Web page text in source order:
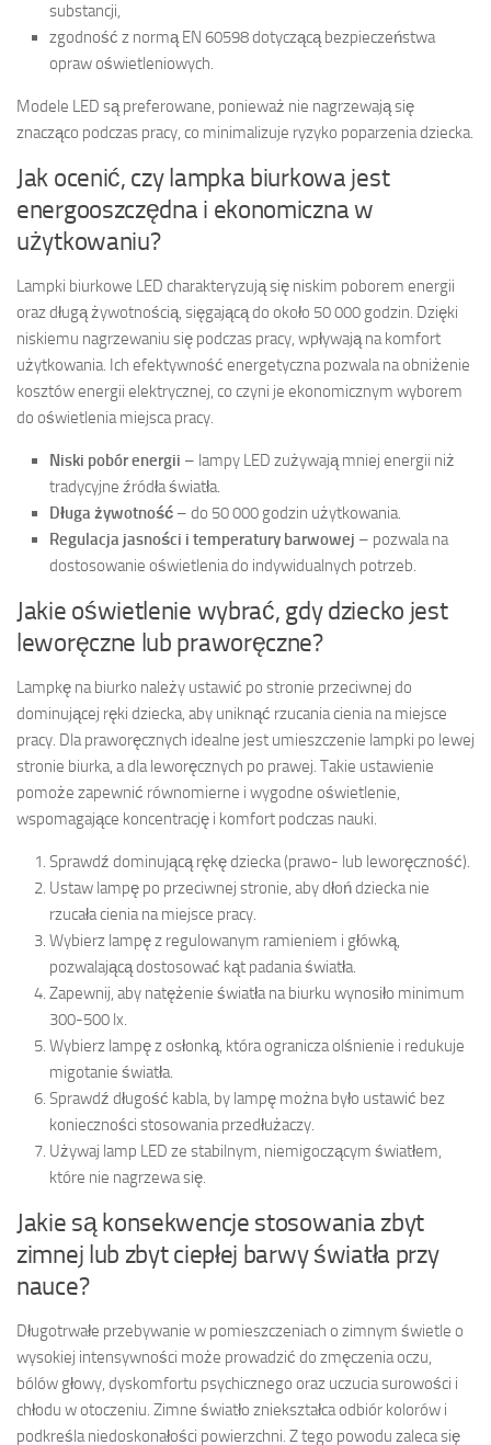
substancji,
zgodność z normą EN 60598 dotyczącą bezpieczeństwa
opraw oświetleniowych.
Modele LED są preferowane, ponieważ nie nagrzewają się
znacząco podczas pracy, co minimalizuje ryzyko poparzenia dziecka.
Jak ocenić, czy lampka biurkowa jest
energooszczędna i ekonomiczna w
użytkowaniu?
Lampki biurkowe LED charakteryzują się niskim poborem energii
oraz długą żywotnością, sięgającą do około 50 000 godzin. Dzięki
niskiemu nagrzewaniu się podczas pracy, wpływają na komfort
użytkowania. Ich efektywność energetyczna pozwala na obniżenie
kosztów energii elektrycznej, co czyni je ekonomicznym wyborem
do oświetlenia miejsca pracy.
Niski pobór energii – lampy LED zużywają mniej energii niż
tradycyjne źródła światła.
Długa żywotność – do 50 000 godzin użytkowania.
Regulacja jasności i temperatury barwowej – pozwala na
dostosowanie oświetlenia do indywidualnych potrzeb.
Jakie oświetlenie wybrać, gdy dziecko jest
leworęczne lub praworęczne?
Lampkę na biurko należy ustawić po stronie przeciwnej do
dominującej ręki dziecka, aby uniknąć rzucania cienia na miejsce
pracy. Dla praworęcznych idealne jest umieszczenie lampki po lewej
stronie biurka, a dla leworęcznych po prawej. Takie ustawienie
pomoże zapewnić równomierne i wygodne oświetlenie,
wspomagające koncentrację i komfort podczas nauki.
Sprawdź dominującą rękę dziecka (prawo- lub leworęczność).
Ustaw lampę po przeciwnej stronie, aby dłoń dziecka nie
rzucała cienia na miejsce pracy.
Wybierz lampę z regulowanym ramieniem i główką,
pozwalającą dostosować kąt padania światła.
Zapewnij, aby natężenie światła na biurku wynosiło minimum
300-500 lx.
Wybierz lampę z osłonką, która ogranicza olśnienie i redukuje
migotanie światła.
Sprawdź długość kabla, by lampę można było ustawić bez
konieczności stosowania przedłużaczy.
Używaj lamp LED ze stabilnym, niemigoczącym światłem,
które nie nagrzewa się.
Jakie są konsekwencje stosowania zbyt
zimnej lub zbyt ciepłej barwy światła przy
nauce?
Długotrwałe przebywanie w pomieszczeniach o zimnym świetle o
wysokiej intensywności może prowadzić do zmęczenia oczu,
bólów głowy, dyskomfortu psychicznego oraz uczucia surowości i
chłodu w otoczeniu. Zimne światło zniekształca odbiór kolorów i
podkreśla niedoskonałości powierzchni. Z tego powodu zaleca się